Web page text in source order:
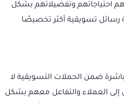
احتياجاتهم وتفضيلاتهم بشكل
تسويقية أكثر تخصيصًا
ضمن الحملات التسويقية لا
إلى العملاء والتفاعل معهم بشكل